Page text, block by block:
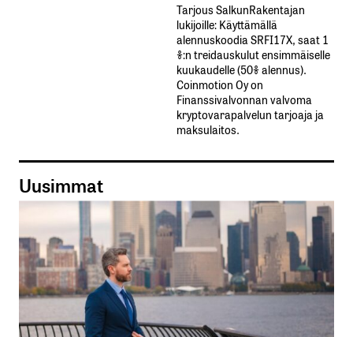
Tarjous SalkunRakentajan
lukijoille: Käyttämällä​ ​
alennuskoodia​ ​SRFI17X,​ ​saat​ ​1
%:n treidauskulut​ ​ensimmäiselle​ ​
kuukaudelle​ ​(50%​ ​alennus).
Coinmotion Oy on
Finanssivalvonnan valvoma
kryptovarapalvelun tarjoaja ja
maksulaitos.
Uusimmat